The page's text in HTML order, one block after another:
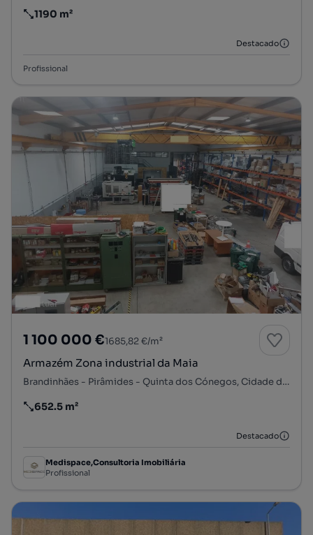
Preço por metro quadrado
1190 m²
Destacado
Profissional
1 100 000 €1685,82 €/m²
Armazém Zona industrial da Maia
Brandinhães - Pirâmides - Quinta dos Cónegos, Cidade da Maia, Maia, Porto
Preço por metro quadrado
652.5 m²
Destacado
Medispace,Consultoria Imobiliária
Profissional